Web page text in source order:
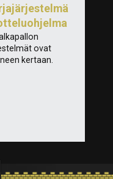
ovat
kertaan.